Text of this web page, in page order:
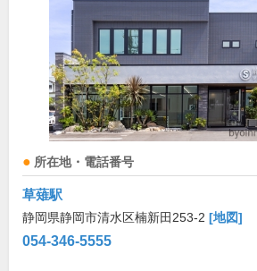
所在地・電話番号
草薙駅
静岡県静岡市清水区楠新田253-2 [地図]
054-346-5555